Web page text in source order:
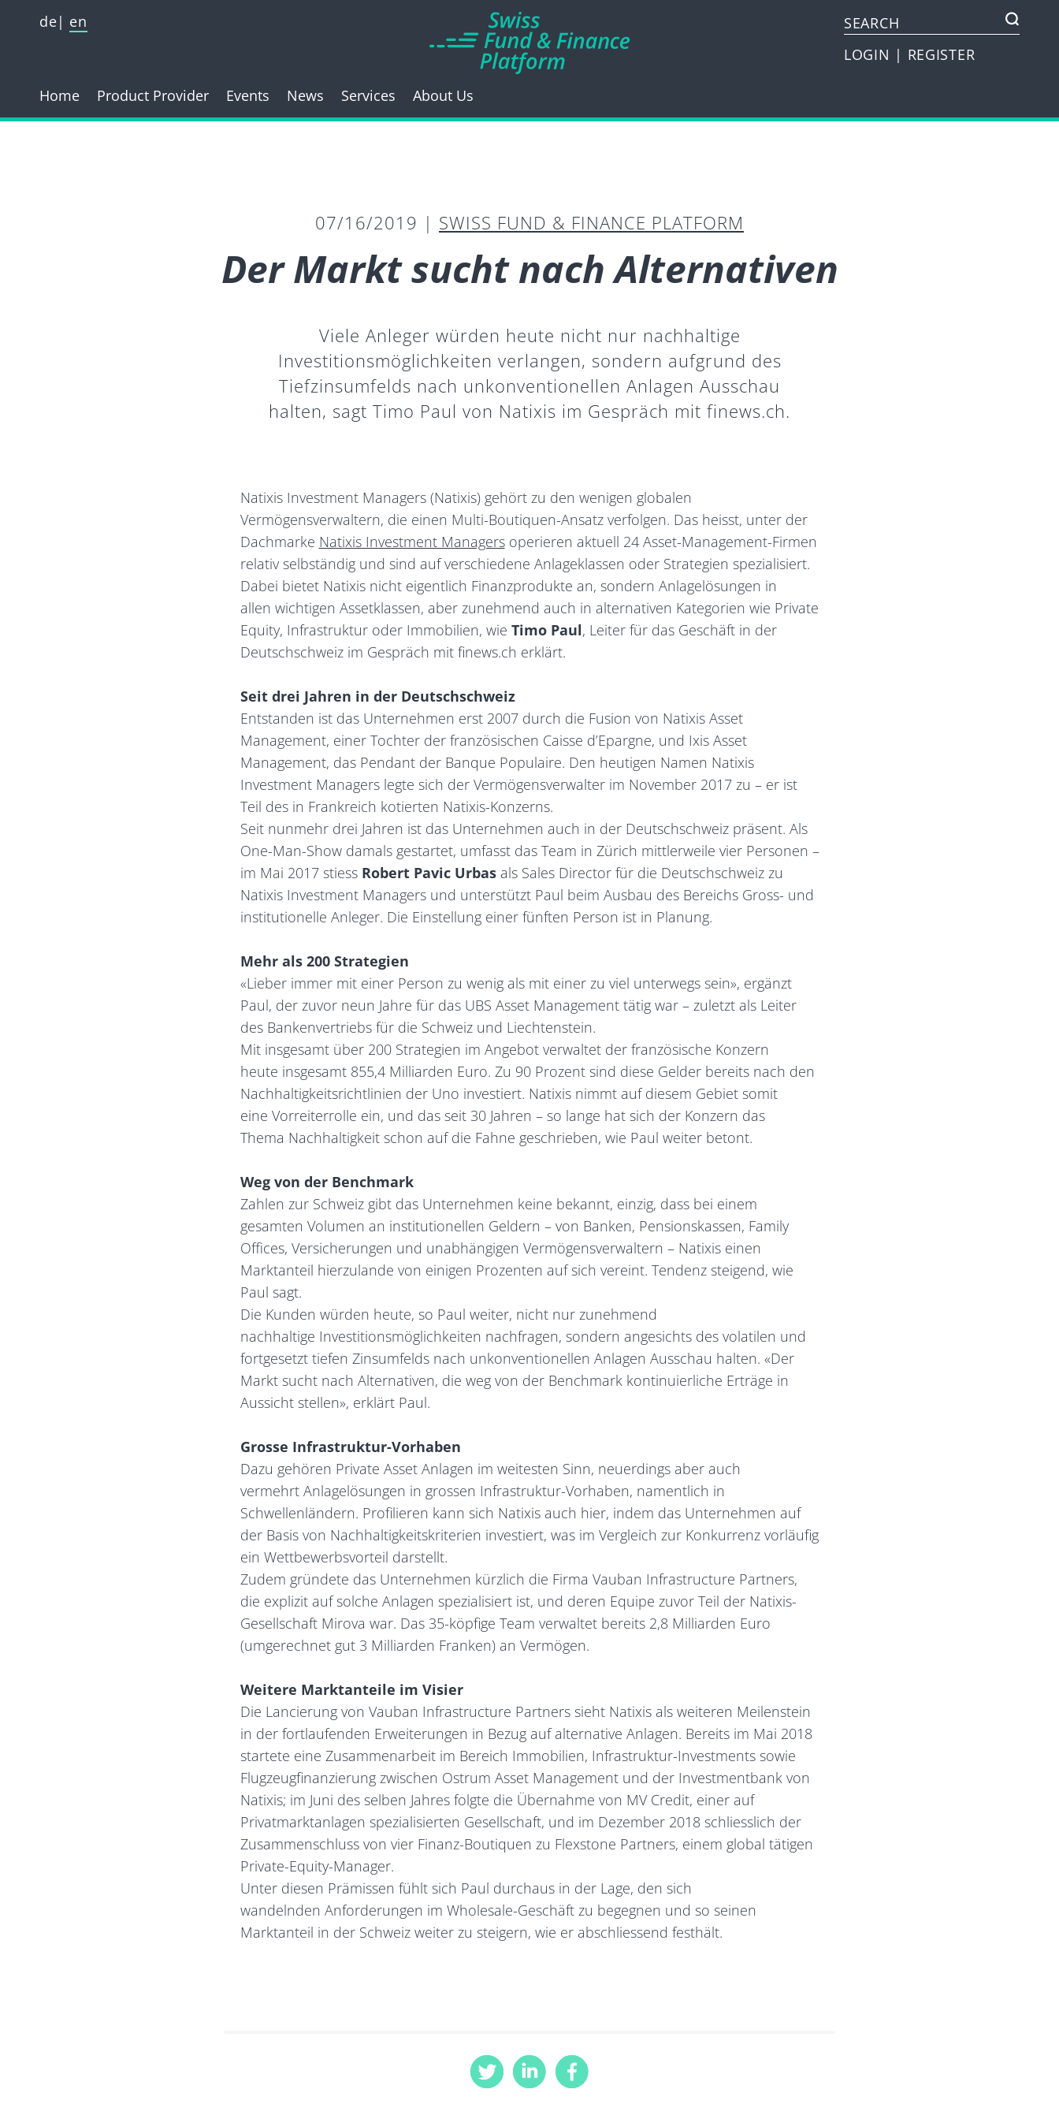
de
en
LOGIN | REGISTER
Home Product Provider Events News Services About Us
07/16/2019 | SWISS FUND & FINANCE PLATFORM
Der Markt sucht nach Alternativen
Viele Anleger würden heute nicht nur nachhaltige
Investitionsmöglichkeiten verlangen, sondern aufgrund des
Tiefzinsumfelds nach unkonventionellen Anlagen Ausschau
halten, sagt Timo Paul von Natixis im Gespräch mit finews.ch.
Natixis Investment Managers (Natixis) gehört zu den wenigen globalen
Vermögensverwaltern, die einen Multi-Boutiquen-Ansatz verfolgen. Das heisst, unter der
Dachmarke Natixis Investment Managersoperieren aktuell 24 Asset-Management-Firmen
relativ selbständig und sind auf verschiedene Anlageklassen oder Strategien spezialisiert.
Dabei bietet Natixis nicht eigentlich Finanzprodukte an, sondern Anlagelösungen in
allen wichtigen Assetklassen, aber zunehmend auch in alternativen Kategorien wie Private
Equity, Infrastruktur oder Immobilien, wie Timo Paul, Leiter für das Geschäft in der
Deutschschweiz im Gespräch mit finews.ch erklärt.
Seit drei Jahren in der Deutschschweiz
Entstanden ist das Unternehmen erst 2007 durch die Fusion von Natixis Asset
Management, einer Tochter der französischen Caisse d’Epargne, und Ixis Asset
Management, das Pendant der Banque Populaire. Den heutigen Namen Natixis
Investment Managers legte sich der Vermögensverwalter im November 2017 zu – er ist
Teil des in Frankreich kotierten Natixis-Konzerns.
Seit nunmehr drei Jahren ist das Unternehmen auch in der Deutschschweiz präsent. Als
One-Man-Show damals gestartet, umfasst das Team in Zürich mittlerweile vier Personen –
im Mai 2017 stiess Robert Pavic Urbasals Sales Director für die Deutschschweiz zu
Natixis Investment Managers und unterstützt Paul beim Ausbau des Bereichs Gross- und
institutionelle Anleger. Die Einstellung einer fünften Person ist in Planung.
Mehr als 200 Strategien
«Lieber immer mit einer Person zu wenig als mit einer zu viel unterwegs sein», ergänzt
Paul, der zuvor neun Jahre für das UBS Asset Management tätig war – zuletzt als Leiter
des Bankenvertriebs für die Schweiz und Liechtenstein.
Mit insgesamt über 200 Strategien im Angebot verwaltet der französische Konzern
heute insgesamt 855,4 Milliarden Euro. Zu 90 Prozent sind diese Gelder bereits nach den
Nachhaltigkeitsrichtlinien der Uno investiert. Natixis nimmt auf diesem Gebiet somit
eine Vorreiterrolle ein, und das seit 30 Jahren – so lange hat sich der Konzern das
Thema Nachhaltigkeit schon auf die Fahne geschrieben, wie Paul weiter betont.
Weg von der Benchmark
Zahlen zur Schweiz gibt das Unternehmen keine bekannt, einzig, dass bei einem
gesamten Volumen an institutionellen Geldern – von Banken, Pensionskassen, Family
Offices, Versicherungen und unabhängigen Vermögensverwaltern – Natixis einen
Marktanteil hierzulande von einigen Prozenten auf sich vereint. Tendenz steigend, wie
Paul sagt.
Die Kunden würden heute, so Paul weiter, nicht nur zunehmend
nachhaltige Investitionsmöglichkeiten nachfragen, sondern angesichts des volatilen und
fortgesetzt tiefen Zinsumfelds nach unkonventionellen Anlagen Ausschau halten. «Der
Markt sucht nach Alternativen, die weg von der Benchmark kontinuierliche Erträge in
Aussicht stellen», erklärt Paul.
Grosse Infrastruktur-Vorhaben
Dazu gehören Private Asset Anlagen im weitesten Sinn, neuerdings aber auch
vermehrt Anlagelösungen in grossen Infrastruktur-Vorhaben, namentlich in
Schwellenländern. Profilieren kann sich Natixis auch hier, indem das Unternehmen auf
der Basis von Nachhaltigkeitskriterien investiert, was im Vergleich zur Konkurrenz vorläufig
ein Wettbewerbsvorteil darstellt.
Zudem gründete das Unternehmen kürzlich die Firma Vauban Infrastructure Partners,
die explizit auf solche Anlagen spezialisiert ist, und deren Equipe zuvor Teil der Natixis-
Gesellschaft Mirova war. Das 35-köpfige Team verwaltet bereits 2,8 Milliarden Euro
(umgerechnet gut 3 Milliarden Franken) an Vermögen.
Weitere Marktanteile im Visier
Die Lancierung von Vauban Infrastructure Partners sieht Natixis als weiteren Meilenstein
in der fortlaufenden Erweiterungen in Bezug auf alternative Anlagen. Bereits im Mai 2018
startete eine Zusammenarbeit im Bereich Immobilien, Infrastruktur-Investments sowie
Flugzeugfinanzierung zwischen Ostrum Asset Management und der Investmentbank von
Natixis; im Juni des selben Jahres folgte die Übernahme von MV Credit, einer auf
Privatmarktanlagen spezialisierten Gesellschaft, und im Dezember 2018 schliesslich der
Zusammenschluss von vier Finanz-Boutiquen zu Flexstone Partners, einem global tätigen
Private-Equity-Manager.
Unter diesen Prämissen fühlt sich Paul durchaus in der Lage, den sich
wandelnden Anforderungen im Wholesale-Geschäft zu begegnen und so seinen
Marktanteil in der Schweiz weiter zu steigern, wie er abschliessend festhält.